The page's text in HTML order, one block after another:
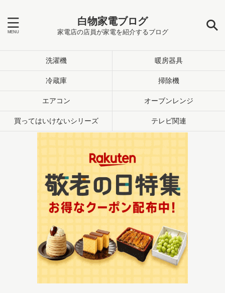
白物家電ブログ
家電店の店員が家電を紹介するブログ
洗濯機 暖房器具
冷蔵庫 掃除機
エアコン オーブンレンジ
買ってはいけないシリーズ テレビ関連